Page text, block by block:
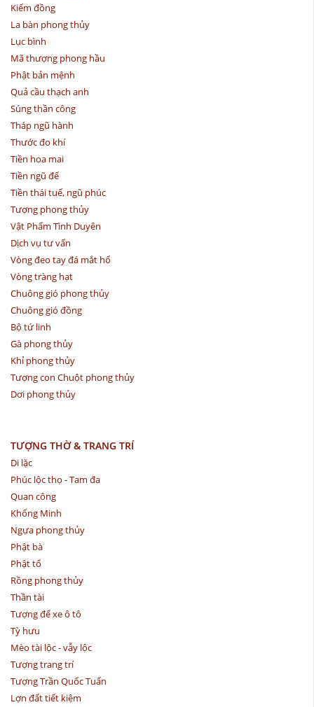
Kiếm đồng
La bàn phong thủy
Lục bình
Mã thượng phong hầu
Phật bản mệnh
Quả cầu thạch anh
Súng thần công
Tháp ngũ hành
Thước đo khí
Tiền hoa mai
Tiền ngũ đế
Tiền thái tuế, ngũ phúc
Tượng phong thủy
Vật Phẩm Tình Duyên
Dịch vụ tư vấn
Vòng đeo tay đá mắt hổ
Vòng tràng hạt
Chuông gió phong thủy
Chuông gió đồng
Bộ tứ linh
Gà phong thủy
Khỉ phong thủy
Tượng con Chuột phong thủy
Dơi phong thủy
TƯỢNG THỜ & TRANG TRÍ
Di lặc
Phúc lộc thọ - Tam đa
Quan công
Khổng Minh
Ngựa phong thủy
Phật bà
Phật tổ
Rồng phong thủy
Thần tài
Tượng để xe ô tô
Tỳ hưu
Mèo tài lộc - vẫy lộc
Tượng trang trí
Tượng Trần Quốc Tuấn
Lợn đất tiết kiệm